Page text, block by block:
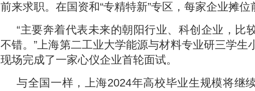
前来求职。在国资和“专精特新”专区，每家企业摊位
“主要奔着代表未来的朝阳行业、科创企业，比
不错。”上海第二工业大学能源与材料专业研三学生
现场完成了一家心仪企业首轮面试。
与全国一样，上海2024年高校毕业生规模将继